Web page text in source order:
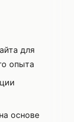
для
опыта
основе